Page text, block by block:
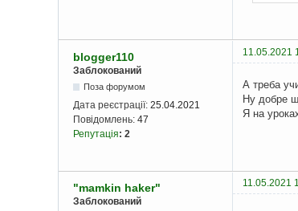
blogger110
11.05.2021
Заблокований
Поза форумом
Дата реєстрації: 25.04.2021
Повідомлень: 47
Репутація: 2
А треба
Ну добре
Я на
"mamkin haker" 11.05.2021
Заблокований